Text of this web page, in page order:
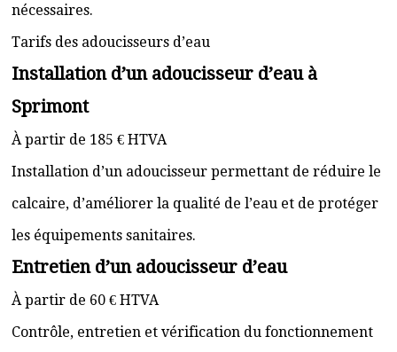
nécessaires.
Tarifs des adoucisseurs d’eau
Installation d’un adoucisseur d’eau à
Sprimont
À partir de 185 € HTVA
Installation d’un adoucisseur permettant de réduire le
calcaire, d’améliorer la qualité de l’eau et de protéger
les équipements sanitaires.
Entretien d’un adoucisseur d’eau
À partir de 60 € HTVA
Contrôle, entretien et vérification du fonctionnement